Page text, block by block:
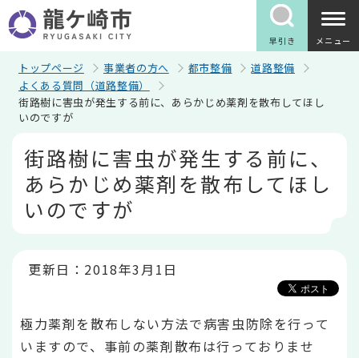
の
ペ
早引き メニュー
トップページ 事業者の方へ 都市整備
道路整備
よくある質問（道路整備）
街路樹に害虫が発生する前に、あらかじめ薬剤を散布してほし
いのですが
街路樹に害虫が発生する前に、
あらかじめ薬剤を散布してほし
いのですが
更新日：2018年3月1日
極力薬剤を散布しない方法で病害虫防除を行って
いますので、事前の薬剤散布は行っておりませ